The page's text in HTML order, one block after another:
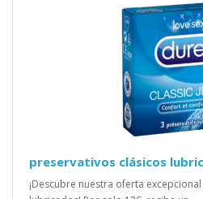
preservativos clásicos
¡Descubre nuestra oferta